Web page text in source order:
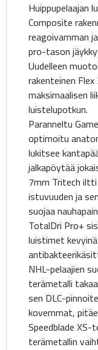
Huippupelaajan
Composite
reagoivamman
pro-tason
Uudelleen
rakenteinen
maksimaalisen
luistelupotkun.
Paranneltu
optimoitu
lukitsee
jalkapöytää
7mm Tritech
istuvuuden ja
suojaa
TotalDri Pro+
luistimet
NHL-pelaajien
terämetalli
sen DLC-
kovemmat,
Speedblade XS-
terämetallin